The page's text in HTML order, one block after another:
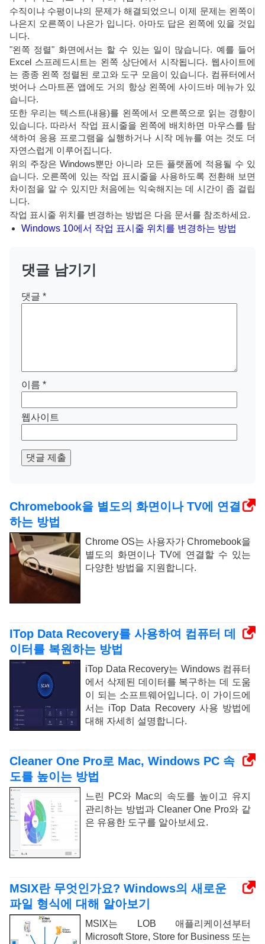
수직이냐 수평이냐의 문제가 해결되었으니 이제 문제는 왼쪽이
나은지 오른쪽이 나은가 입니다. 아마도 답은 왼쪽에 있을 것입
니다.
"왼쪽 정렬" 화면에서는 할 수 있는 일이 많습니다. 예를 들어
Excel 스프레드시트는 왼쪽 상단에서 시작됩니다. 웹사이트에
는 종종 왼쪽 정렬된 로고와 도구 모음이 있습니다. 컴퓨터에서
벗어나 스마트폰 앱에도 거의 항상 왼쪽에 사이드바 메뉴가 있
습니다.
또한 우리는 텍스트(내용)를 왼쪽에서 오른쪽으로 읽는 경향이
있습니다. 따라서 작업 표시줄을 왼쪽에 배치하면 마우스를 탐
색하여 응용 프로그램을 실행하거나 시작 메뉴를 여는 것도 더
자연스럽게 이루어집니다.
위의 주장은 Windows뿐만 아니라 모든 플랫폼에 적용될 수 있
습니다. 오른쪽에 있는 작업 표시줄을 사용하도록 전환해 보면
차이점을 알 수 있지만 처음에는 익숙해지는 데 시간이 좀 걸립
니다.
작업 표시줄 위치를 변경하는 방법은 다음 문서를 참조하세요.
Windows 10에서 작업 표시줄 위치를 변경하는 방법
댓글 남기기
댓글 *
이름 *
웹사이트
댓글 제출
Chromebook을 별도의 화면이나 TV에 연결
하는 방법
Chrome OS는 사용자가 Chromebook을
별도의 화면이나 TV에 연결할 수 있는
다양한 방법을 지원합니다.
ITop Data Recovery를 사용하여 컴퓨터 데
이터를 복원하는 방법
iTop Data Recovery는 Windows 컴퓨터
에서 삭제된 데이터를 복구하는 데 도움
이 되는 소프트웨어입니다. 이 가이드에
서는 iTop Data Recovery 사용 방법에
대해 자세히 설명합니다.
Cleaner One Pro로 Mac, Windows PC 속
도를 높이는 방법
느린 PC와 Mac의 속도를 높이고 유지
관리하는 방법과 Cleaner One Pro와 같
은 유용한 도구를 알아보세요.
MSIX란 무엇인가요? Windows의 새로운
파일 형식에 대해 알아보기
MSIX는 LOB 애플리케이션부터
Microsoft Store, Store for Business 또는